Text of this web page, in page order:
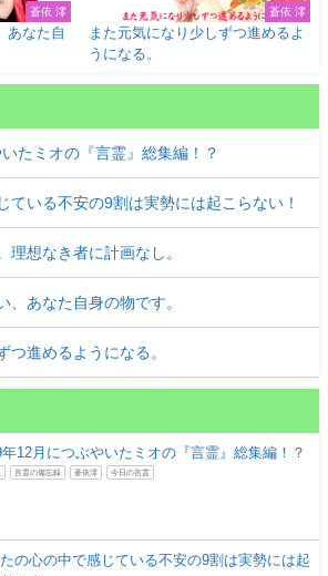
蒼依 澪
あなた自
蒼依 澪
また元気になり少しずつ進めるよ
うになる。
たミオの『言霊』総集編！？
ている不安の9割は実勢には起こらない！
理想なき者に計画なし。
、あなた自身の物です。
つ進めるようになる。
年12月につぶやいたミオの『言霊』総集編！？
言霊の備忘録 蒼依澪 今日の言霊
の心の中で感じている不安の9割は実勢には起